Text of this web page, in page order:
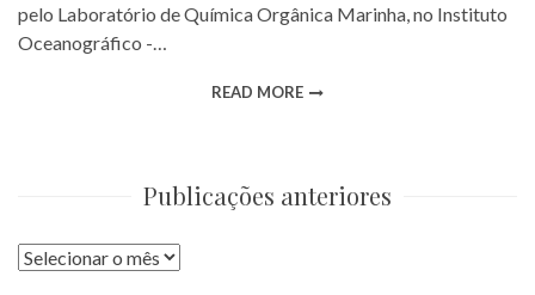
pelo Laboratório de Química Orgânica Marinha, no Instituto
Oceanográfico -…
READ MORE
Publicações anteriores
Publicações